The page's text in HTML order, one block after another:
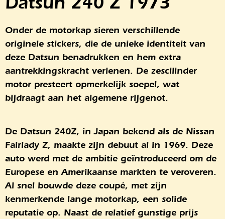
Onder de motorkap sieren verschillende
originele stickers, die de unieke identiteit van
deze Datsun benadrukken en hem extra
aantrekkingskracht verlenen. De zescilinder
motor presteert opmerkelijk soepel, wat
bijdraagt aan het algemene rijgenot.
De Datsun 240Z, in Japan bekend als de Nissan
Fairlady Z, maakte zijn debuut al in 1969. Deze
auto werd met de ambitie geïntroduceerd om de
Europese en Amerikaanse markten te veroveren.
Al snel bouwde deze coupé, met zijn
kenmerkende lange motorkap, een solide
reputatie op. Naast de relatief gunstige prijs